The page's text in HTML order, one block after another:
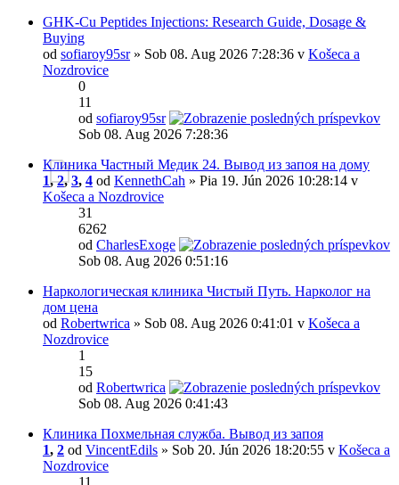
GHK-Cu Peptides Injections: Research Guide, Dosage &
Buying
od sofiaroy95sr» Sob 08. Aug 2026 7:28:36 v Košeca a
Nozdrovice
0
11
od sofiaroy95sr
Sob 08. Aug 2026 7:28:36
Клиника Частный Медик 24. Вывод из запоя на дому
1,2,3, 4 od KennethCah » Pia 19. Jún 2026 10:28:14 v
Košeca a Nozdrovice
31
6262
od CharlesExoge
Sob 08. Aug 2026 0:51:16
Наркологическая клиника Чистый Путь. Нарколог на
дом цена
od Robertwrica » Sob 08. Aug 2026 0:41:01 v Košeca a
Nozdrovice
1
15
od Robertwrica
Sob 08. Aug 2026 0:41:43
Клиника Похмельная служба. Вывод из запоя
1, 2 od VincentEdils » Sob 20. Jún 2026 18:20:55 v Košeca a
Nozdrovice
11